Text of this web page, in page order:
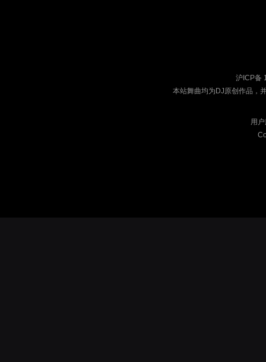
沪ICP备
本站舞曲均为DJ原创作品，
用